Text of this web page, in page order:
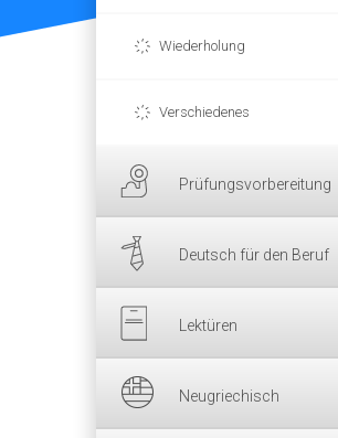
Wiederholung
Verschiedenes
Prüfungsvorbereitung
Deutsch für den Beruf
Lektüren
Neugriechisch